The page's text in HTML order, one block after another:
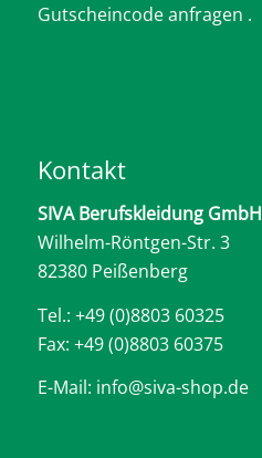
Gutscheincode anfragen .
Kontakt
SIVA Berufskleidung GmbH
Wilhelm-Röntgen-Str. 3
82380 Peißenberg
Tel.: +49 (0)8803 60325
Fax: +49 (0)8803 60375
E-Mail: info@siva-shop.de